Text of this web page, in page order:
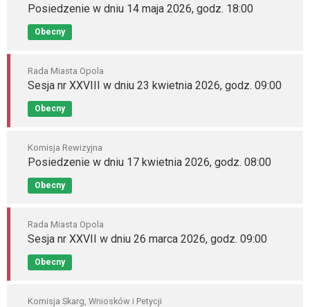
Posiedzenie w dniu 14 maja 2026, godz. 18:00
Obecny
Rada Miasta Opola
Sesja nr XXVIII w dniu 23 kwietnia 2026, godz. 09:00
Obecny
Komisja Rewizyjna
Posiedzenie w dniu 17 kwietnia 2026, godz. 08:00
Obecny
Rada Miasta Opola
Sesja nr XXVII w dniu 26 marca 2026, godz. 09:00
Obecny
Komisja Skarg, Wniosków i Petycji